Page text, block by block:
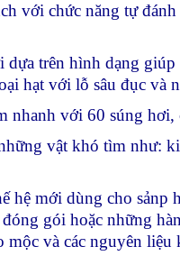
chức năng tự đánh
trên hình dạng giúp
hạt với lỗ sâu đục và
với 60 súng hơi,
vật khó tìm như:
mới dùng cho sảnp
đóng gói hoặc những
mộc và các nguyên